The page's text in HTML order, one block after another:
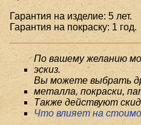
Гарантия на изделие: 5 лет.
Гарантия на покраску: 1 год.
По вашему желанию
эскиз.
Вы можете выбрать
металла, покраски,
Также действуют
Что влияет на